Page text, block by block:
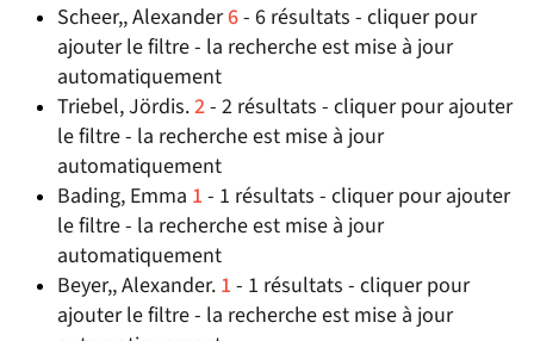
Scheer,, Alexander6- 6 résultats - cliquer pour
ajouter le filtre - la recherche est mise à jour
automatiquement
Triebel, Jördis.2- 2 résultats - cliquer pour ajouter
le filtre - la recherche est mise à jour
automatiquement
Bading, Emma 1 - 1 résultats - cliquer pour ajouter
le filtre - la recherche est mise à jour
automatiquement
Beyer,, Alexander. 1 - 1 résultats - cliquer pour
ajouter le filtre - la recherche est mise à jour